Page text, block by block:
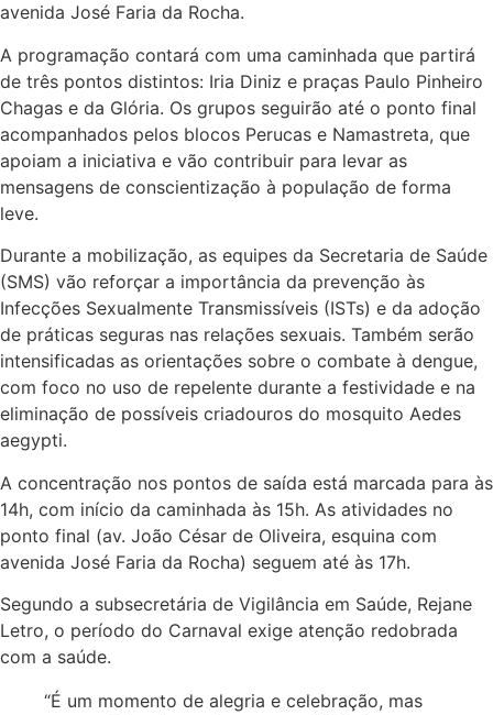
avenida José Faria da Rocha.
A programação contará com uma caminhada que partirá
de três pontos distintos: Iria Diniz e praças Paulo Pinheiro
Chagas e da Glória. Os grupos seguirão até o ponto final
acompanhados pelos blocos Perucas e Namastreta, que
apoiam a iniciativa e vão contribuir para levar as
mensagens de conscientização à população de forma
leve.
Durante a mobilização, as equipes da Secretaria de Saúde
(SMS) vão reforçar a importância da prevenção às
Infecções Sexualmente Transmissíveis (ISTs) e da adoção
de práticas seguras nas relações sexuais. Também serão
intensificadas as orientações sobre o combate à dengue,
com foco no uso de repelente durante a festividade e na
eliminação de possíveis criadouros do mosquito Aedes
aegypti.
A concentração nos pontos de saída está marcada para às
14h, com início da caminhada às 15h. As atividades no
ponto final (av. João César de Oliveira, esquina com
avenida José Faria da Rocha) seguem até às 17h.
Segundo a subsecretária de Vigilância em Saúde, Rejane
Letro, o período do Carnaval exige atenção redobrada
com a saúde.
“É um momento de alegria e celebração, mas